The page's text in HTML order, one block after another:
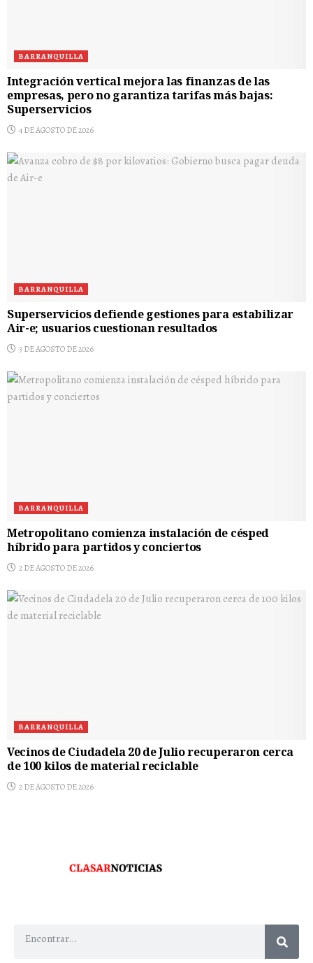
BARRANQUILLA
Integración vertical mejora las finanzas de las
empresas, pero no garantiza tarifas más bajas:
Superservicios
4 DE AGOSTO DE 2026
BARRANQUILLA
Superservicios defiende gestiones para estabilizar
Air-e; usuarios cuestionan resultados
3 DE AGOSTO DE 2026
BARRANQUILLA
Metropolitano comienza instalación de césped
híbrido para partidos y conciertos
2 DE AGOSTO DE 2026
BARRANQUILLA
Vecinos de Ciudadela 20 de Julio recuperaron cerca
de 100 kilos de material reciclable
2 DE AGOSTO DE 2026